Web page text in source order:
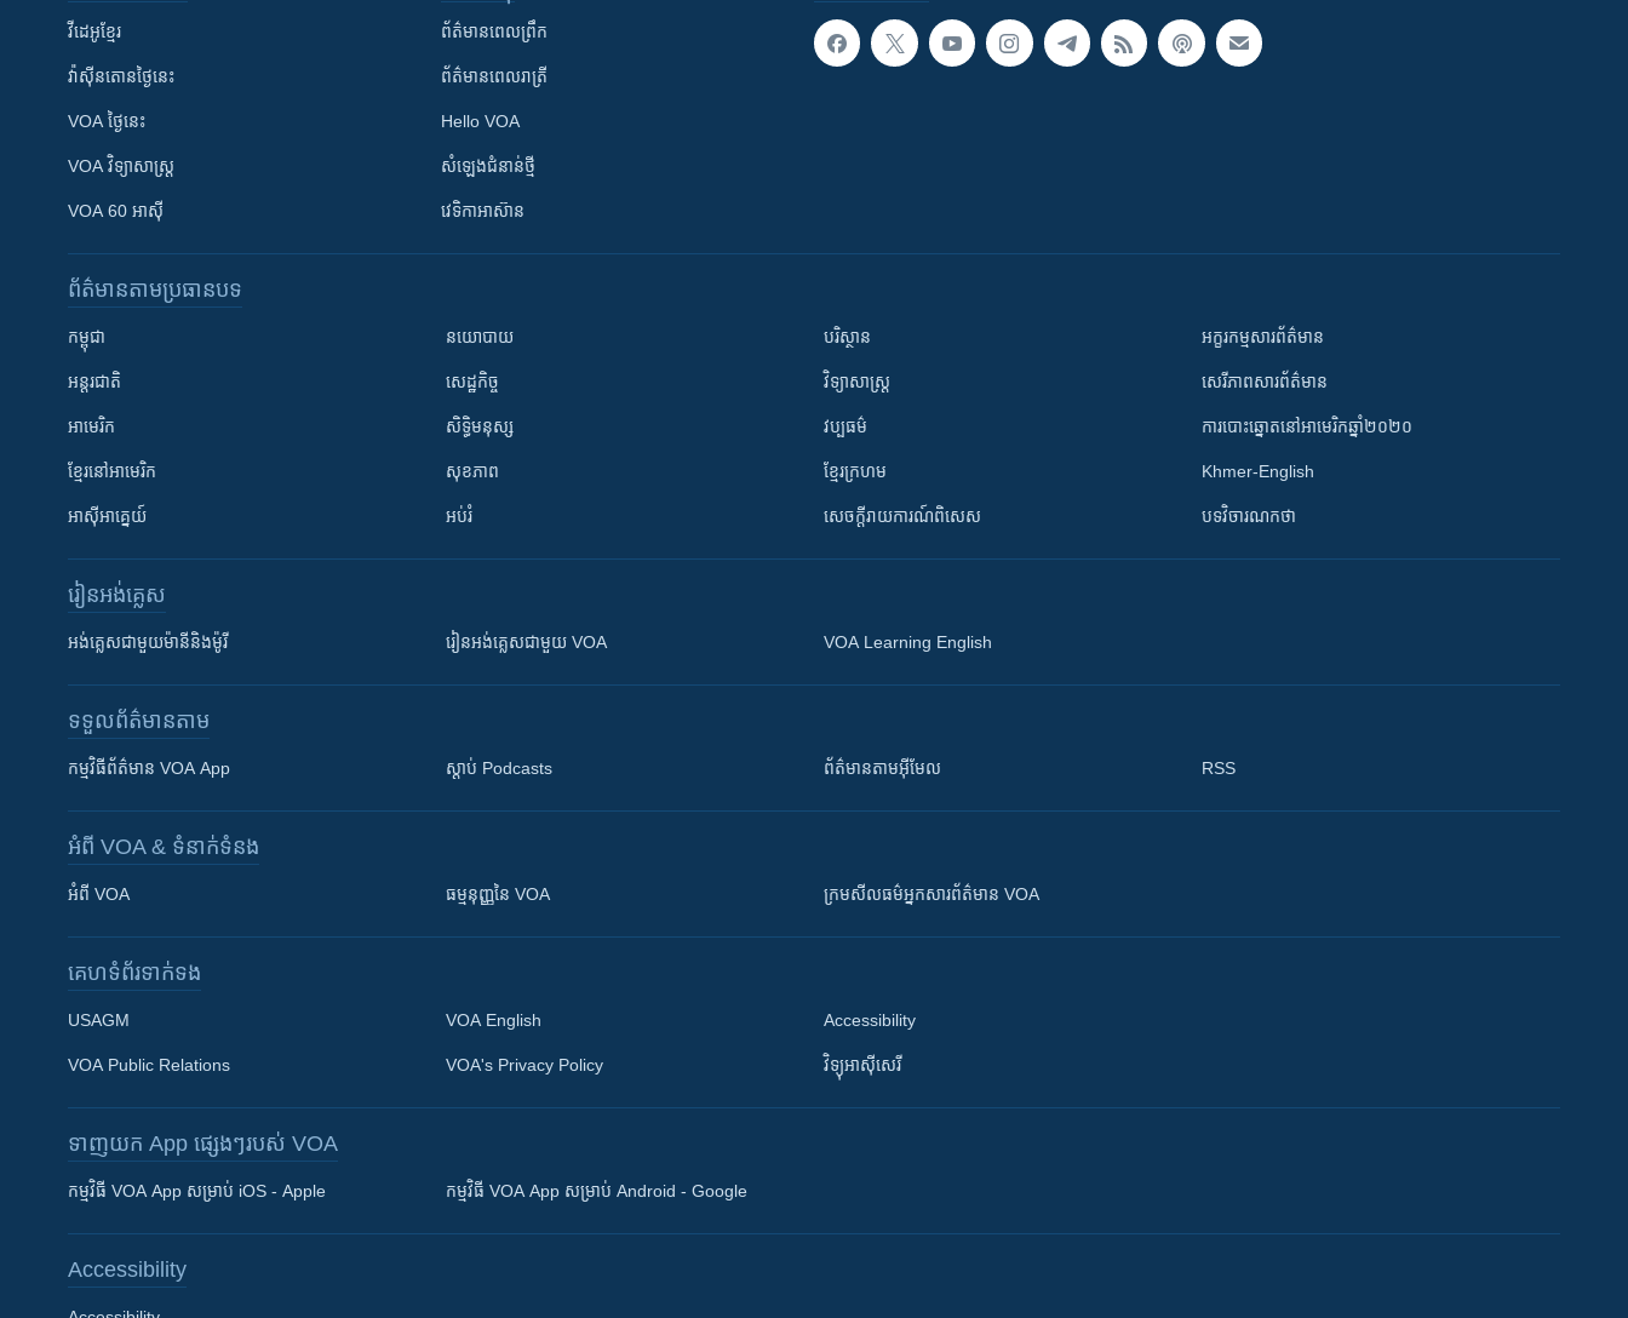
Khmer English
វីដេអូ​ខ្មែរ
វ៉ាស៊ីនតោន​ថ្ងៃ​នេះ
VOA ថ្ងៃនេះ
VOA ​វិទ្យាសាស្ត្រ
VOA 60 អាស៊ី
ព័ត៌មាន​ពេល​ព្រឹក
ព័ត៌មាន​​ពេល​រាត្រី
Hello VOA
សំឡេង​ជំនាន់​ថ្មី
វេទិកា​អាស៊ាន
ព័ត៌មាន​តាមប្រធានបទ​
កម្ពុជា
អន្តរជាតិ
អាមេរិក
ខ្មែរ​នៅអាមេរិក
អាស៊ីអាគ្នេយ៍
នយោបាយ
សេដ្ឋកិច្ច
សិទ្ធិមនុស្ស
សុខភាព
អប់រំ
បរិស្ថាន
វិទ្យាសាស្រ្ត
វប្បធម៌
ខ្មែរក្រហម
សេចក្តីរាយការណ៍ពិសេស
អក្ខរកម្មសារព័ត៌មាន
សេរីភាពសារព័ត៌មាន
ការបោះឆ្នោតនៅអាមេរិកឆ្នាំ២០២០
Khmer-English
បទវិចារណកថា
រៀន​​អង់គ្លេស
អង់គ្លេស​ជាមួយ​ម៉ានី​និង​ម៉ូរី រៀន​​​​​​អង់គ្លេស​​ជាមួយ VOA VOA Learning English
ទទួល​ព័ត៌មាន​តាម
កម្មវិធី​ព័ត៌មាន VOA App ស្តាប់ Podcasts ព័ត៌មាន​តាម​អ៊ីមែល RSS
អំពី​ VOA & ទំនាក់ទំនង
អំពី​ VOA ធម្មនុញ្ញ​នៃ VOA ក្រម​​​សីលធម៌​​​អ្នក​​​សារព័ត៌មាន VOA
គេហទំព័រ​​ទាក់ទង
USAGM
VOA Public Relations
VOA English
VOA's Privacy Policy
Accessibility
វិទ្យុ​អាស៊ី​សេរី
ទាញយក​ App ផ្សេងៗ​របស់​ VOA
កម្មវិធី​ VOA App សម្រាប់ iOS - Apple កម្មវិធី​ VOA App សម្រាប់ Android - Google
Accessibility